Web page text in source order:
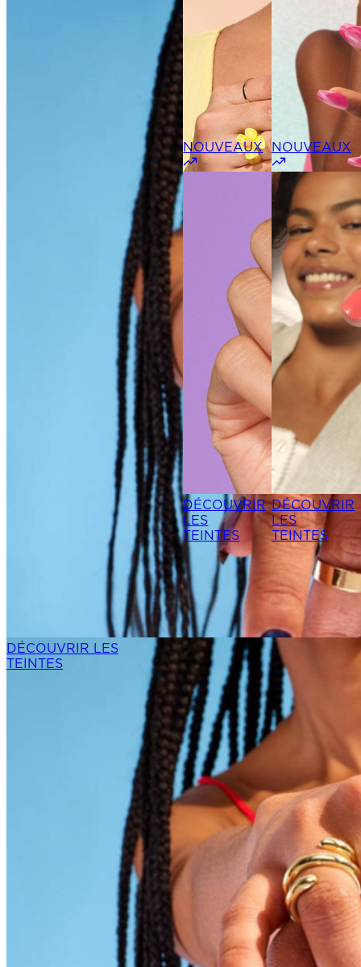
DÉCOUVRIR LES
TEINTES
DÉCOUVRIR
LES
TEINTES
NOUVEAUX
DÉCOUVRIR
LES
TEINTES
NOUVEAUX
DÉCOUVRIR
LES
TEINTES